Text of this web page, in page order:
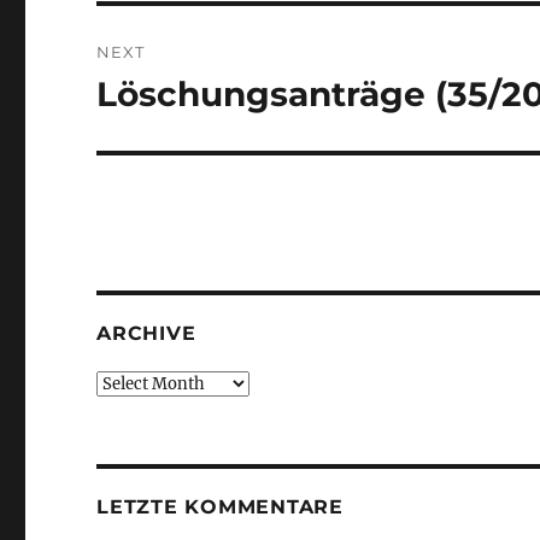
NEXT
Next
Löschungsanträge (35/
ARCHIVE
Archive
LETZTE KOMMENTARE